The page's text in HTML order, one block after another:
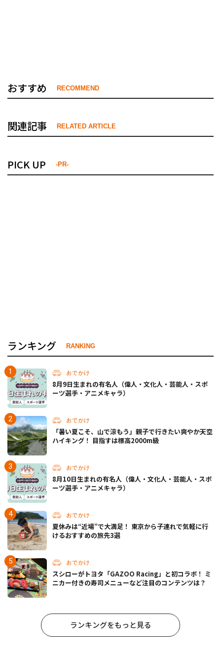
おすすめ RECOMMEND
関連記事 RELATED ARTICLE
PICK UP -PR-
ランキング RANKING
おでかけ
8月9日生まれの有名人（偉人・文化人・芸能人・スポ
ーツ選手・アニメキャラ）
おでかけ
「暑い夏こそ、山で涼もう」親子で行きたい爽やか天空
ハイキング！ 目指すは標高2000m級
おでかけ
8月10日生まれの有名人（偉人・文化人・芸能人・スポ
ーツ選手・アニメキャラ）
おでかけ
夏休みは“近場”で大満足！ 東京から子連れで気軽に行
けるおすすめの旅先3選
おでかけ
スシローがトヨタ「GAZOO Racing」と初コラボ！ ミ
ニカー付きの寿司メニューなど注目のコンテンツは？
ランキングをもっと見る